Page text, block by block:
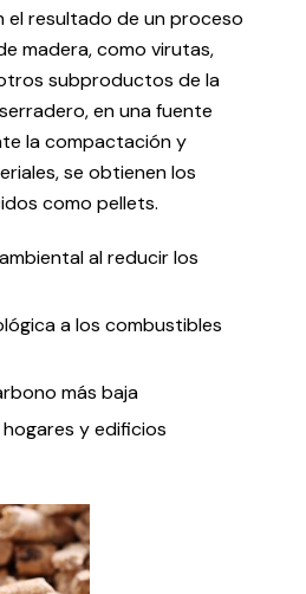
el resultado de un proceso
madera, como virutas,
subproductos de la
en una fuente
la compactación y
se obtienen los
como pellets.
al reducir los
a los combustibles
más baja
y edificios